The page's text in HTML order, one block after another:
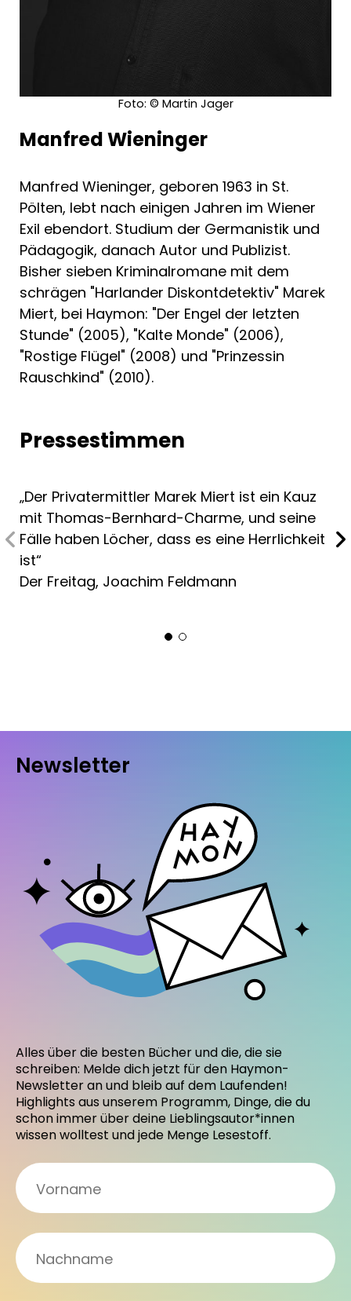
erweitern kann."
Weitere Marek-Miert-Krimis:
- Rostige Flügel
Foto: © Martin Jager
Manfred Wieninger
Manfred Wieninger, geboren 1963 in St.
Pölten, lebt nach einigen Jahren im Wiener
Exil ebendort. Studium der Germanistik und
Pädagogik, danach Autor und Publizist.
Bisher sieben Kriminalromane mit dem
schrägen "Harlander Diskontdetektiv" Marek
Miert, bei Haymon: "Der Engel der letzten
Stunde" (2005), "Kalte Monde" (2006),
"Rostige Flügel" (2008) und "Prinzessin
Rauschkind" (2010).
Pressestimmen
„Der Privatermittler Marek Miert ist ein Kauz
mit Thomas-Bernhard-Charme, und seine
Fälle haben Löcher, dass es eine Herrlichkeit
ist“
Der Freitag, Joachim Feldmann
Newsletter
Alles über die besten Bücher und die, die sie
schreiben: Melde dich jetzt für den Haymon-
Newsletter an und bleib auf dem Laufenden!
Highlights aus unserem Programm, Dinge, die du
schon immer über deine Lieblingsautor*innen
wissen wolltest und jede Menge Lesestoff.